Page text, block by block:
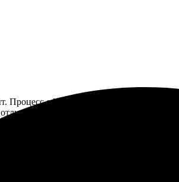
Процесс оформления оказался
цвета яркие. Качество на